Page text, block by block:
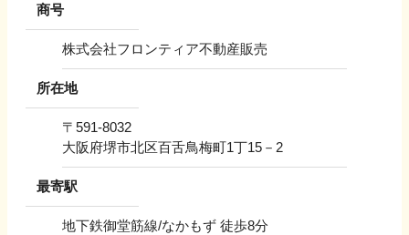
商号
株式会社フロンティア不動産販売
所在地
〒 591-8032
大阪府堺市北区百舌鳥梅町1丁15－2
最寄駅
地下鉄御堂筋線/なかもず 徒歩8分